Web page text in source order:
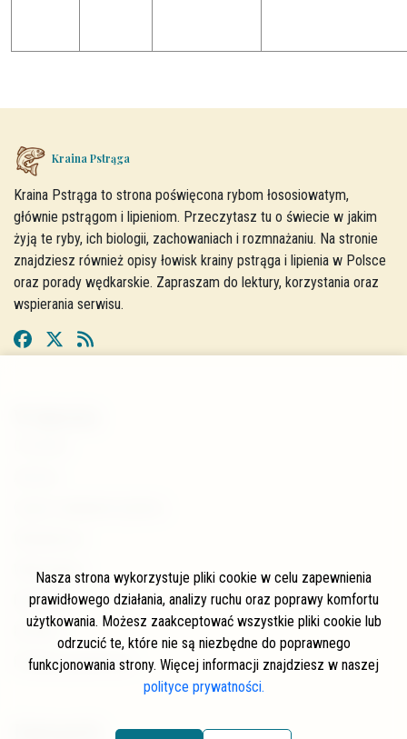
Kraina Pstrąga
Kraina Pstrąga to strona poświęcona rybom łososiowatym,
głównie pstrągom i lipieniom. Przeczytasz tu o świecie w jakim
żyją te ryby, ich biologii, zachowaniach i rozmnażaniu. Na stronie
znajdziesz również opisy łowisk krainy pstrąga i lipienia w Polsce
oraz porady wędkarskie. Zapraszam do lektury, korzystania oraz
wspierania serwisu.
Wspierający
Newsletter
Kontakt
Polityka prywatności
Nasza strona wykorzystuje pliki cookie w celu zapewnienia
prawidłowego działania, analizy ruchu oraz poprawy komfortu
użytkowania. Możesz zaakceptować wszystkie pliki cookie lub
odrzucić te, które nie są niezbędne do poprawnego
funkcjonowania strony. Więcej informacji znajdziesz w naszej
polityce prywatności.